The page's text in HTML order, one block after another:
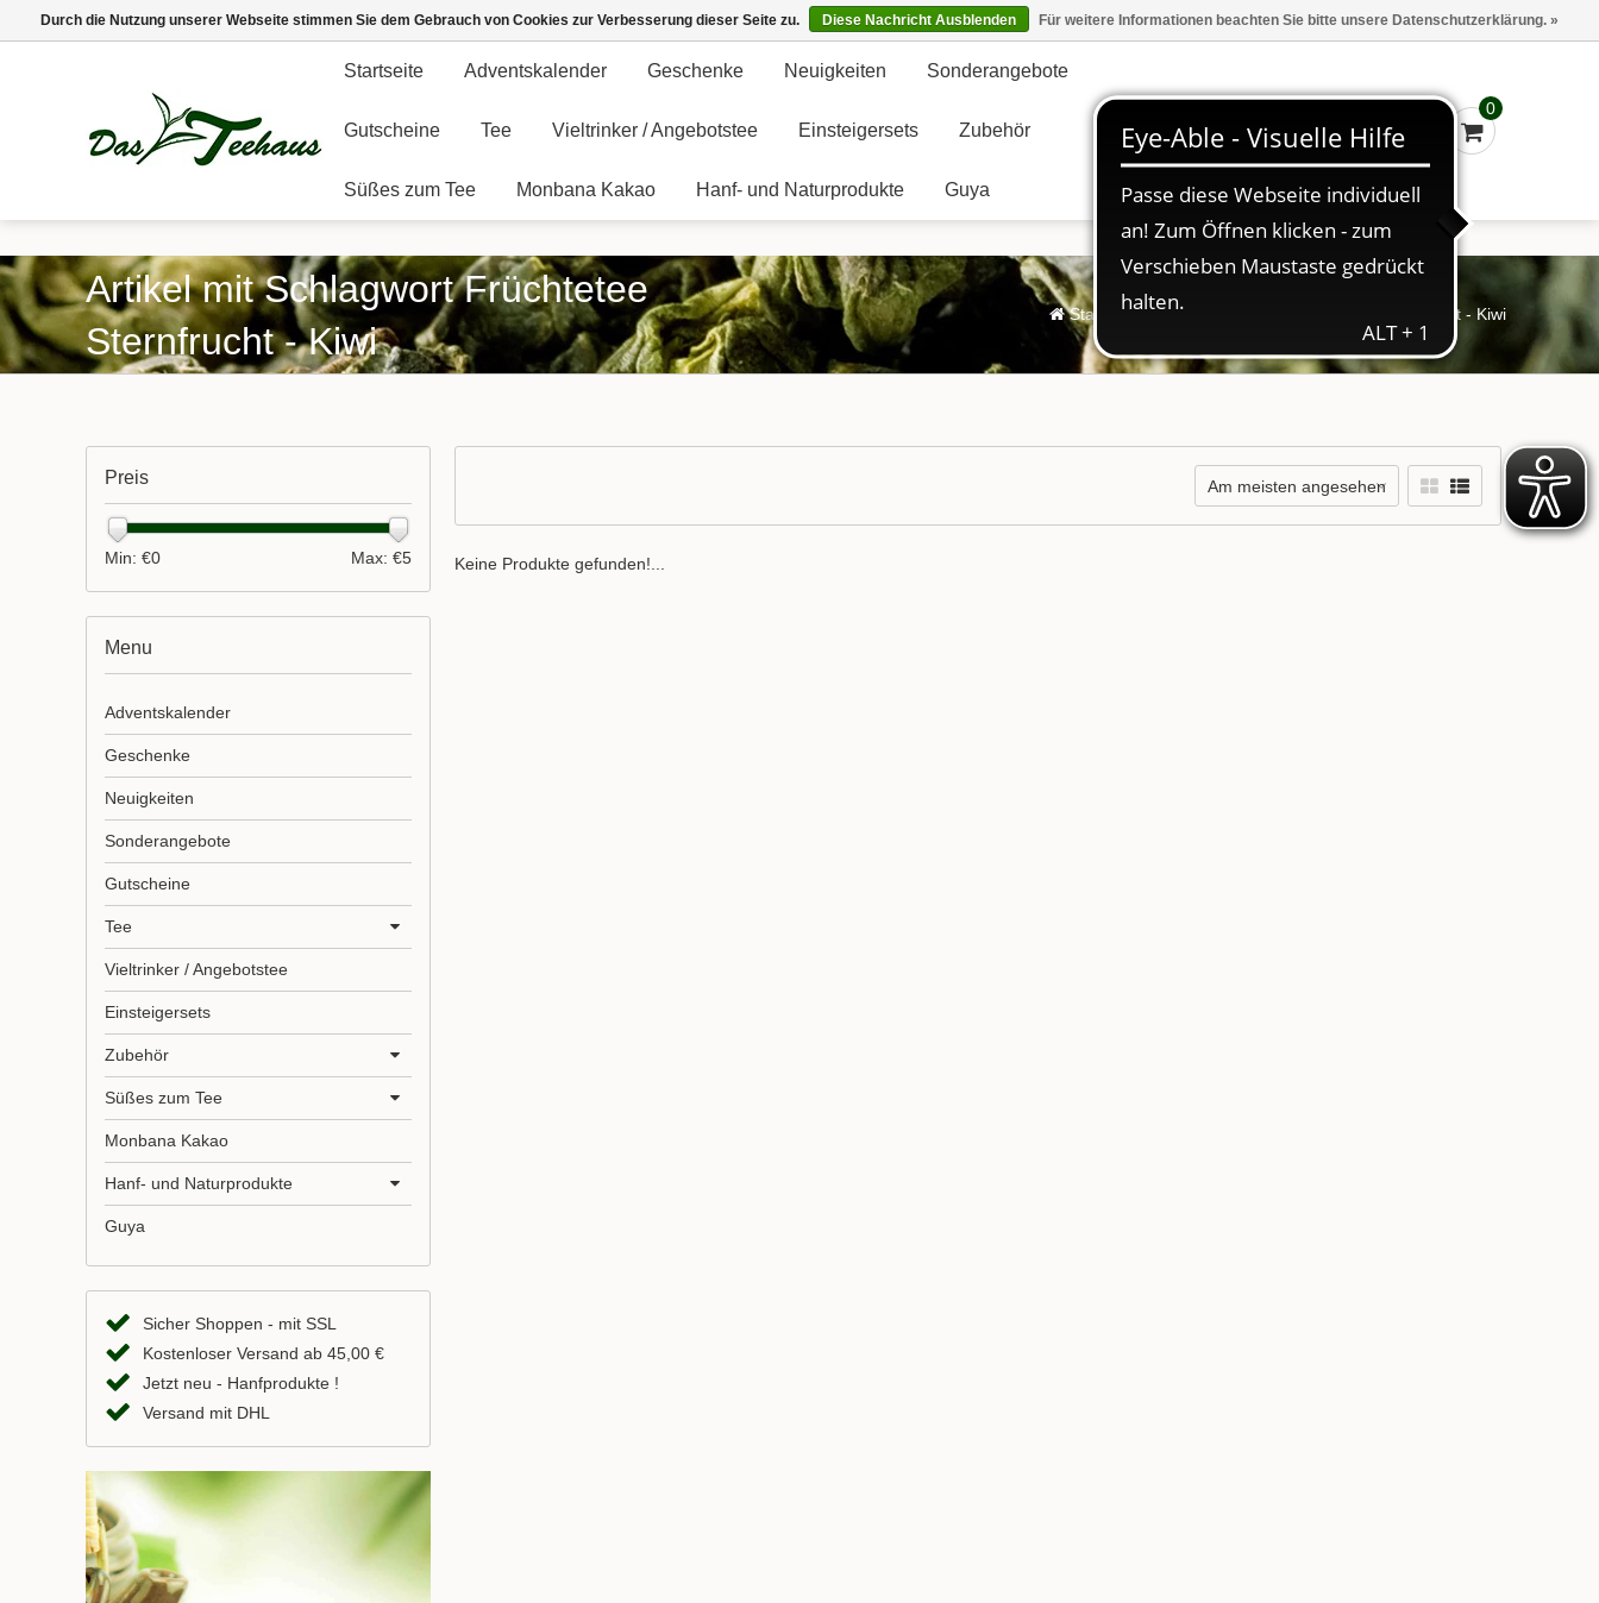
Marken Kasse - €0,00 Anmelden
Startseite Adventskalender Geschenke Neuigkeiten Sonderangebote
Gutscheine Tee Vieltrinker / Angebotstee Einsteigersets Zubehör
Süßes zum Tee Monbana Kakao Hanf- und Naturprodukte Guya
0
Artikel mit Schlagwort Früchtetee
Sternfrucht - Kiwi
Startseite / Schlagworte Früchtetee Sternfrucht - Kiwi
Am meisten angesehen
Keine Produkte gefunden!...
Preis
Min: €0 Max: €5
Menu
Adventskalender
Geschenke
Neuigkeiten
Sonderangebote
Gutscheine
Tee
Vieltrinker / Angebotstee
Einsteigersets
Zubehör
Süßes zum Tee
Monbana Kakao
Hanf- und Naturprodukte
Guya
Sicher Shoppen - mit SSL
Kostenloser Versand ab 45,00 €
Jetzt neu - Hanfprodukte !
Versand mit DHL
Durch die Nutzung unserer Webseite stimmen Sie dem Gebrauch von Cookies zur Verbesserung dieser Seite zu. Diese Nachricht Ausblenden Für weitere Informationen beachten Sie bitte unsere Datenschutzerklärung. »